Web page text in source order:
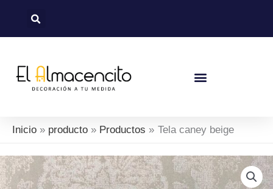
Inicio producto Productos Tela caney beige